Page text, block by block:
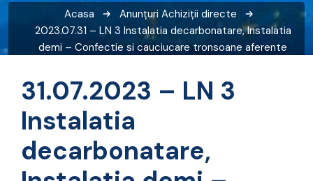
Acasa Anunțuri Achiziții directe
2023.07.31 – LN 3 Instalatia decarbonatare, Instalatia
demi – Confectie si cauciucare tronsoane aferente
31.07.2023 – LN 3
Instalatia
decarbonatare,